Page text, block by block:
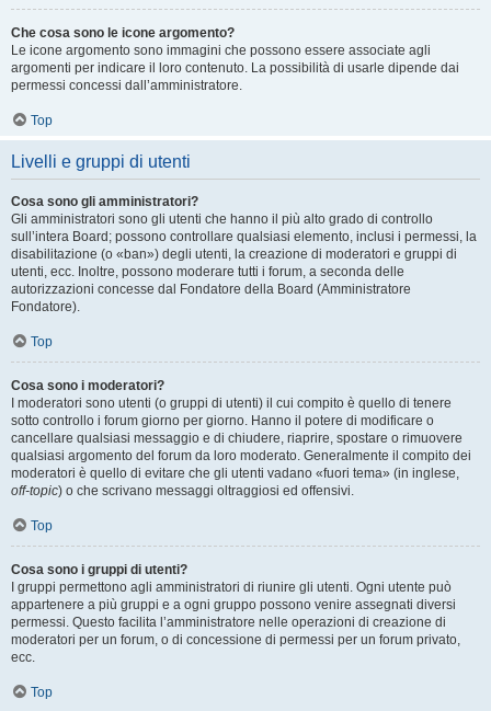
Che cosa sono le icone argomento?
Le icone argomento sono immagini che possono essere associate agli
argomenti per indicare il loro contenuto. La possibilità di usarle dipende dai
permessi concessi dall’amministratore.
Top
Livelli e gruppi di utenti
Cosa sono gli amministratori?
Gli amministratori sono gli utenti che hanno il più alto grado di controllo
sull’intera Board; possono controllare qualsiasi elemento, inclusi i permessi, la
disabilitazione (o «ban») degli utenti, la creazione di moderatori e gruppi di
utenti, ecc. Inoltre, possono moderare tutti i forum, a seconda delle
autorizzazioni concesse dal Fondatore della Board (Amministratore
Fondatore).
Top
Cosa sono i moderatori?
I moderatori sono utenti (o gruppi di utenti) il cui compito è quello di tenere
sotto controllo i forum giorno per giorno. Hanno il potere di modificare o
cancellare qualsiasi messaggio e di chiudere, riaprire, spostare o rimuovere
qualsiasi argomento del forum da loro moderato. Generalmente il compito dei
moderatori è quello di evitare che gli utenti vadano «fuori tema» (in inglese,
off-topic) o che scrivano messaggi oltraggiosi ed offensivi.
Top
Cosa sono i gruppi di utenti?
I gruppi permettono agli amministratori di riunire gli utenti. Ogni utente può
appartenere a più gruppi e a ogni gruppo possono venire assegnati diversi
permessi. Questo facilita l’amministratore nelle operazioni di creazione di
moderatori per un forum, o di concessione di permessi per un forum privato,
ecc.
Top